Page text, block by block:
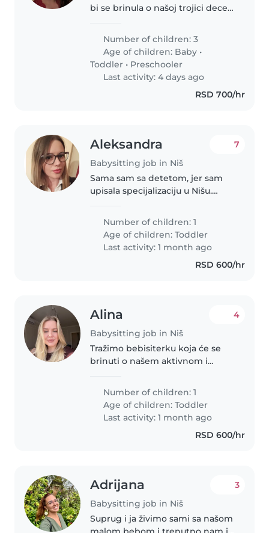
bi se brinula o našoj trojici dece,
predškolca. Mojoj dece je
energično, radoznalo i prijatno,
pa bih voleo/la da Bebisiterka..
Number of children: 3
Age of children: Baby •
Toddler • Preschooler
Last activity: 4 days ago
RSD 700/hr
Aleksandra
Babysitting job in Niš
7
Sama sam sa detetom, jer sam
upisala specijalizaciju u Nišu.
te mi je dadilja potrebna uvek
kada on nije u Nišu. Imam 35
godina, dete ima 21.mesec...
Number of children: 1
Age of children:Toddler
Last activity: 1 month ago
RSD 600/hr
Alina
Babysitting job in Niš
4
Tražimo bebisiterku koja će se
brinuti o našem aktivnom i
je puno ljubimaca i volimo da se
svi osjećaju ugodno. Tražimo
neko tko je komforan sa kućnim..
Number of children: 1
Age of children:Toddler
Last activity: 1 month ago
RSD 600/hr
Adrijana
Babysitting job in Niš
3
Suprug i ja živimo sami sa našom